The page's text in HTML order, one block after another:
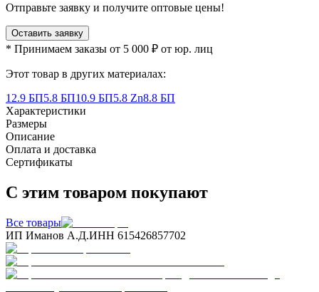
Отправьте заявку и получите оптовые цены!
Оставить заявку
* Принимаем заказы от 5 000 ₽ от юр. лиц
Этот товар в других материалах:
12.9 БП5.8 БП10.9 БП5.8 Zn8.8 БП
Характеристики
Размеры
Описание
Оплата и доставка
Сертификаты
С этим товаром покупают
Все товары
ИП Иманов А.Д.ИНН 615426857702